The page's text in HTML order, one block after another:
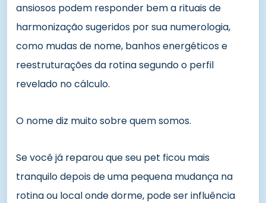
ansiosos podem responder bem a rituais de
harmonização sugeridos por sua numerologia,
como mudas de nome, banhos energéticos e
reestruturações da rotina segundo o perfil
revelado no cálculo.
O nome diz muito sobre quem somos.
Se você já reparou que seu pet ficou mais
tranquilo depois de uma pequena mudança na
rotina ou local onde dorme, pode ser influência